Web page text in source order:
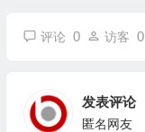
评论 0 访客 0
发表评论
匿名网友